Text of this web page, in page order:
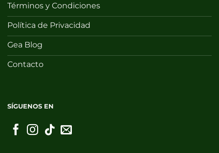
Términos y Condiciones
Política de Privacidad
Gea Blog
Contacto
SÍGUENOS EN